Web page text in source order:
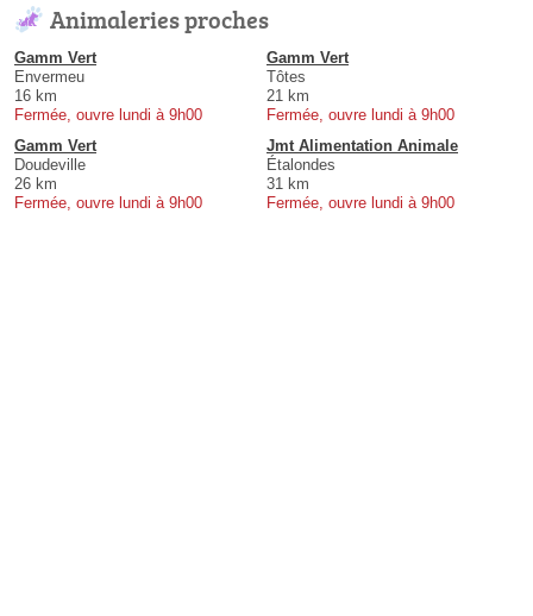
Animaleries proches
Gamm Vert
Envermeu
16 km
Fermée, ouvre lundi à 9h00
Gamm Vert
Tôtes
21 km
Fermée, ouvre lundi à 9h00
Gamm Vert
Doudeville
26 km
Fermée, ouvre lundi à 9h00
Jmt Alimentation Animale
Étalondes
31 km
Fermée, ouvre lundi à 9h00